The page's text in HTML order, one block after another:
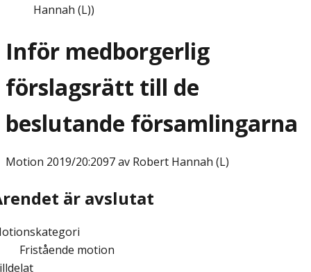
Hannah (L))
Inför medborgerlig
förslagsrätt till de
beslutande församlingarna
Motion 2019/20:2097 av Robert Hannah (L)
är avslutat
Fristående motion